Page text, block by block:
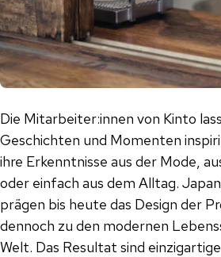
Die Mitarbeiter:innen von Kinto
Geschichten und Momenten
ihre Erkenntnisse aus der Mode,
oder einfach aus dem Alltag.
prägen bis heute das Design der
dennoch zu den modernen
Welt. Das Resultat sind